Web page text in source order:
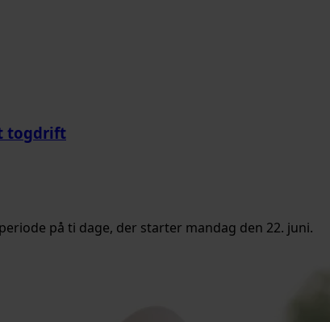
togdrift
på ti dage, der starter mandag den 22. juni.